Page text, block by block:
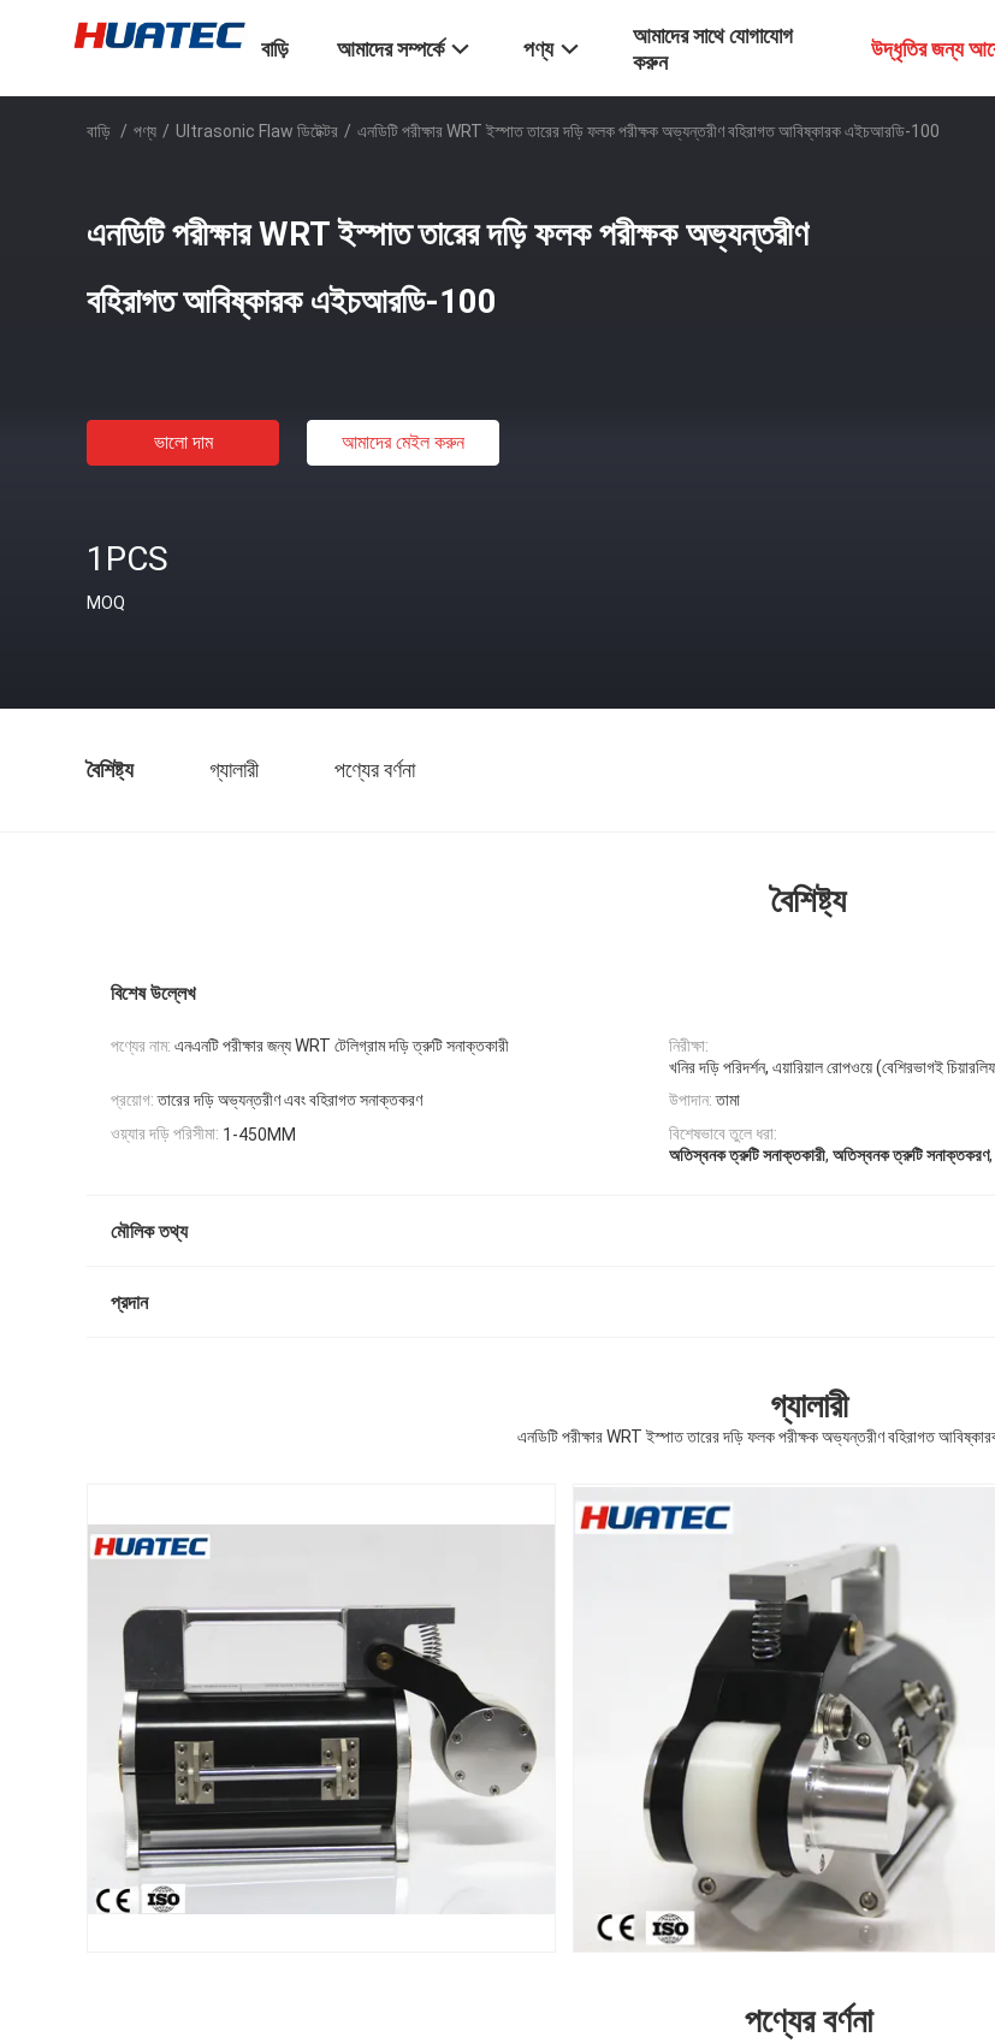
বাড়ি আমাদের সম্পর্কে পণ্য
আমাদের সাথে যোগাযোগ
করুন
উদ্ধৃতির জন্য
বাড়ি / পণ্য / Ultrasonic Flaw ডিটেক্টর / এনডিটি পরীক্ষার WRT ইস্পাত তারের দড়ি ফলক পরীক্ষক অভ্যন্তরীণ বহিরাগত আবিষ্কারক এইচআরডি-100
এনডিটি পরীক্ষার WRT ইস্পাত তারের দড়ি ফলক পরীক্ষক অভ্যন্তরীণ
বহিরাগত আবিষ্কারক এইচআরডি-100
ভালো দাম আমাদের মেইল ​​করুন
1PCS
MOQ
বৈশিষ্ট্য গ্যালারী পণ্যের বর্ণনা
বৈশিষ্ট্য
বিশেষ উল্লেখ
পণ্যের নাম: এনএনটি পরীক্ষার জন্য WRT টেলিগ্রাম দড়ি ত্রুটি সনাক্তকারী
নিরীক্ষা:
খনির দড়ি পরিদর্শন, এয়ারিয়াল রোপওয়ে (বেশিরভাগই
প্রয়োগ: তারের দড়ি অভ্যন্তরীণ এবং বহিরাগত সনাক্তকরণ উপাদান: তামা
ওয়্যার দড়ি পরিসীমা: 1-450MM
বিশেষভাবে তুলে ধরা:
অতিস্বনক ত্রুটি সনাক্তকারী, অতিস্বনক ত্রুটি সনাক্তকরণ,
মৌলিক তথ্য
প্রদান
গ্যালারী
এনডিটি পরীক্ষার WRT ইস্পাত তারের দড়ি ফলক পরীক্ষক অভ্যন্তরীণ বহিরাগত
পণ্যের বর্ণনা